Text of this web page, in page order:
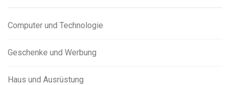
Computer und Technologie
Geschenke und Werbung
Haus und Ausrüstung